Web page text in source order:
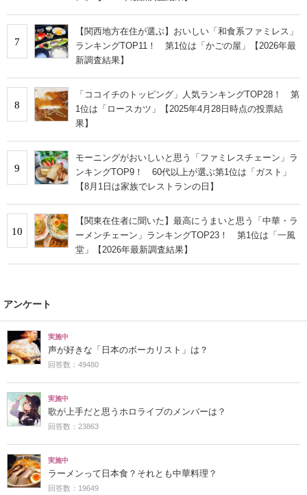
7
【関西地方在住が選ぶ】おいしい「和食系ファミレス」
ランキングTOP11！ 第1位は「かごの屋」【2026年最
新調査結果】
8
「ココイチのトッピング」人気ランキングTOP28！ 第
1位は「ロースカツ」【2025年4月28日時点の投票結
果】
9
モーニングがおいしいと思う「ファミレスチェーン」ラ
ンキングTOP9！ 60代以上が選ぶ第1位は「ガスト」
【8月1日は家族でレストランの日】
10
【関東在住者に聞いた】最高にうまいと思う「中華・ラ
ーメンチェーン」ランキングTOP23！ 第1位は「一風
堂」【2026年最新調査結果】
アンケート
実施中
声が好きな「日本のボーカリスト」は？
回答数：49480
実施中
歌が上手だと思うホロライブのメンバーは？
回答数：23863
実施中
ラーメンって日本食？それとも中華料理？
回答数：19649